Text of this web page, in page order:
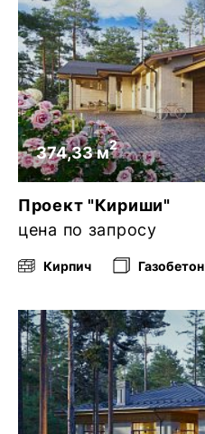
374,33 м2
Проект "Кириши"
цена по запросу
Кирпич Газобетон